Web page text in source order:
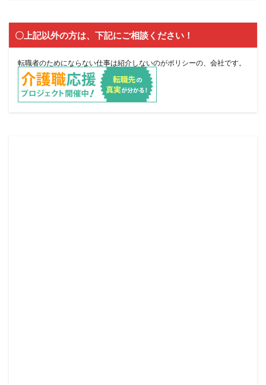
〇上記以外の方は、下記にご相談ください！
転職者のためにならない仕事は紹介しないのがポリシーの、会社です。